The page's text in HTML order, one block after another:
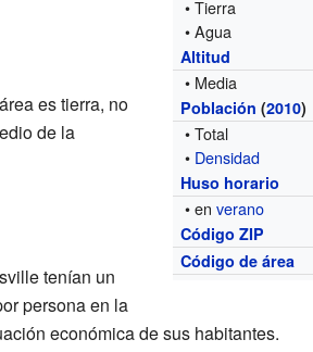
• Tierra
• Agua
Altitud
• Media
Población (2010)
• Total
• Densidad
Huso horario
• enverano
Código ZIP
Código de área
es tierra, no
de la
tenían un
persona en la
económica de sus habitantes.